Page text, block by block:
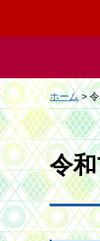
ホーム> 令
令